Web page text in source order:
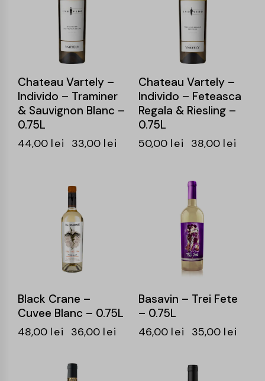
Chateau Vartely –
Individo – Traminer
& Sauvignon Blanc –
0.75L
44,00 lei 33,00 lei
Chateau Vartely –
Individo – Feteasca
Regala & Riesling –
0.75L
50,00 lei 38,00 lei
Black Crane –
Cuvee Blanc – 0.75L
48,00 lei 36,00 lei
Basavin – Trei Fete
– 0.75L
46,00 lei 35,00 lei